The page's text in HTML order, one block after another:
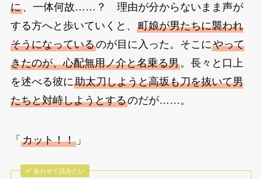
に、一体何故……？ 理由が分からないまま声が
する方へと歩いていくと、 町娘が男たちに襲われ
そうになっているのが目に入った。そこにやって
きたのが、心配無用ノ介と名乗る男。長々と口上
を述べる彼に助太刀しようと高坂も刀を抜いて男
たちと対峙しようとするのだが……。
「 カット！！」
あわせて読みたい